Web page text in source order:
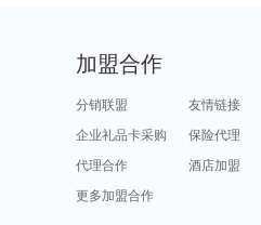
加盟合作
分销联盟
友情链接
企业礼品卡采购
保险代理
代理合作
酒店加盟
更多加盟合作